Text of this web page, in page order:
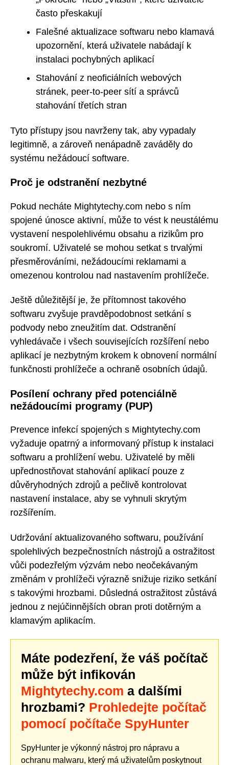
často přeskakují
Falešné aktualizace softwaru nebo klamavá
upozornění, která uživatele nabádají k
instalaci pochybných aplikací
Stahování z neoficiálních webových
stránek, peer-to-peer sítí a správců
stahování třetích stran
Tyto přístupy jsou navrženy tak, aby vypadaly
legitimně, a zároveň nenápadně zaváděly do
systému nežádoucí software.
Proč je odstranění nezbytné
Pokud necháte Mightytechy.com nebo s ním
spojené únosce aktivní, může to vést k neustálému
vystavení nespolehlivému obsahu a rizikům pro
soukromí. Uživatelé se mohou setkat s trvalými
přesměrováními, nežádoucími reklamami a
omezenou kontrolou nad nastavením prohlížeče.
Ještě důležitější je, že přítomnost takového
softwaru zvyšuje pravděpodobnost setkání s
podvody nebo zneužitím dat. Odstranění
vyhledávače i všech souvisejících rozšíření nebo
aplikací je nezbytným krokem k obnovení normální
funkčnosti prohlížeče a ochraně osobních údajů.
Posílení ochrany před potenciálně
nežádoucími programy (PUP)
Prevence infekcí spojených s Mightytechy.com
vyžaduje opatrný a informovaný přístup k instalaci
softwaru a prohlížení webu. Uživatelé by měli
upřednostňovat stahování aplikací pouze z
důvěryhodných zdrojů a pečlivě kontrolovat
nastavení instalace, aby se vyhnuli skrytým
rozšířením.
Udržování aktualizovaného softwaru, používání
spolehlivých bezpečnostních nástrojů a ostražitost
vůči podezřelým výzvám nebo neočekávaným
změnám v prohlížeči výrazně snižuje riziko setkání
s takovými hrozbami. Důsledná ostražitost zůstává
jednou z nejúčinnějších obran proti dotěrným a
klamavým aplikacím.
Máte podezření, že váš počítač
může být infikován
Mightytechy.com a dalšími
hrozbami? Prohledejte počítač
pomocí počítače SpyHunter
SpyHunter je výkonný nástroj pro nápravu a
ochranu malwaru, který má uživatelům poskytnout